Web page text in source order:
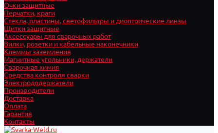
Очки защитные
Перчатки, краги
Стекла, пластины, светофильтры и диоптрические линзы
Щитки защитные
Аксессуары для сварочных работ
Вилки, розетки и кабельные наконечники
Клеммы заземления
Магнитные угольники, держатели
Сварочная химия
Средства контроля сварки
Электрододержатели
Производители
Доставка
Оплата
Гарантия
Контакты